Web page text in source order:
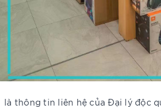
là thông tin liên hệ của Đại lý độc